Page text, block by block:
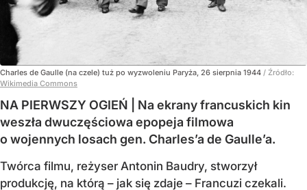
Charles de Gaulle (na czele) tuż po wyzwoleniu Paryża, 26 sierpnia 1944 / Źródło:
Wikimedia Commons
NA PIERWSZY OGIEŃ | Na ekrany francuskich kin
weszła dwuczęściowa epopeja filmowa
o wojennych losach gen. Charles’a de Gaulle’a.
Twórca filmu, reżyser Antonin Baudry, stworzył
produkcję, na którą – jak się zdaje – Francuzi czekali.